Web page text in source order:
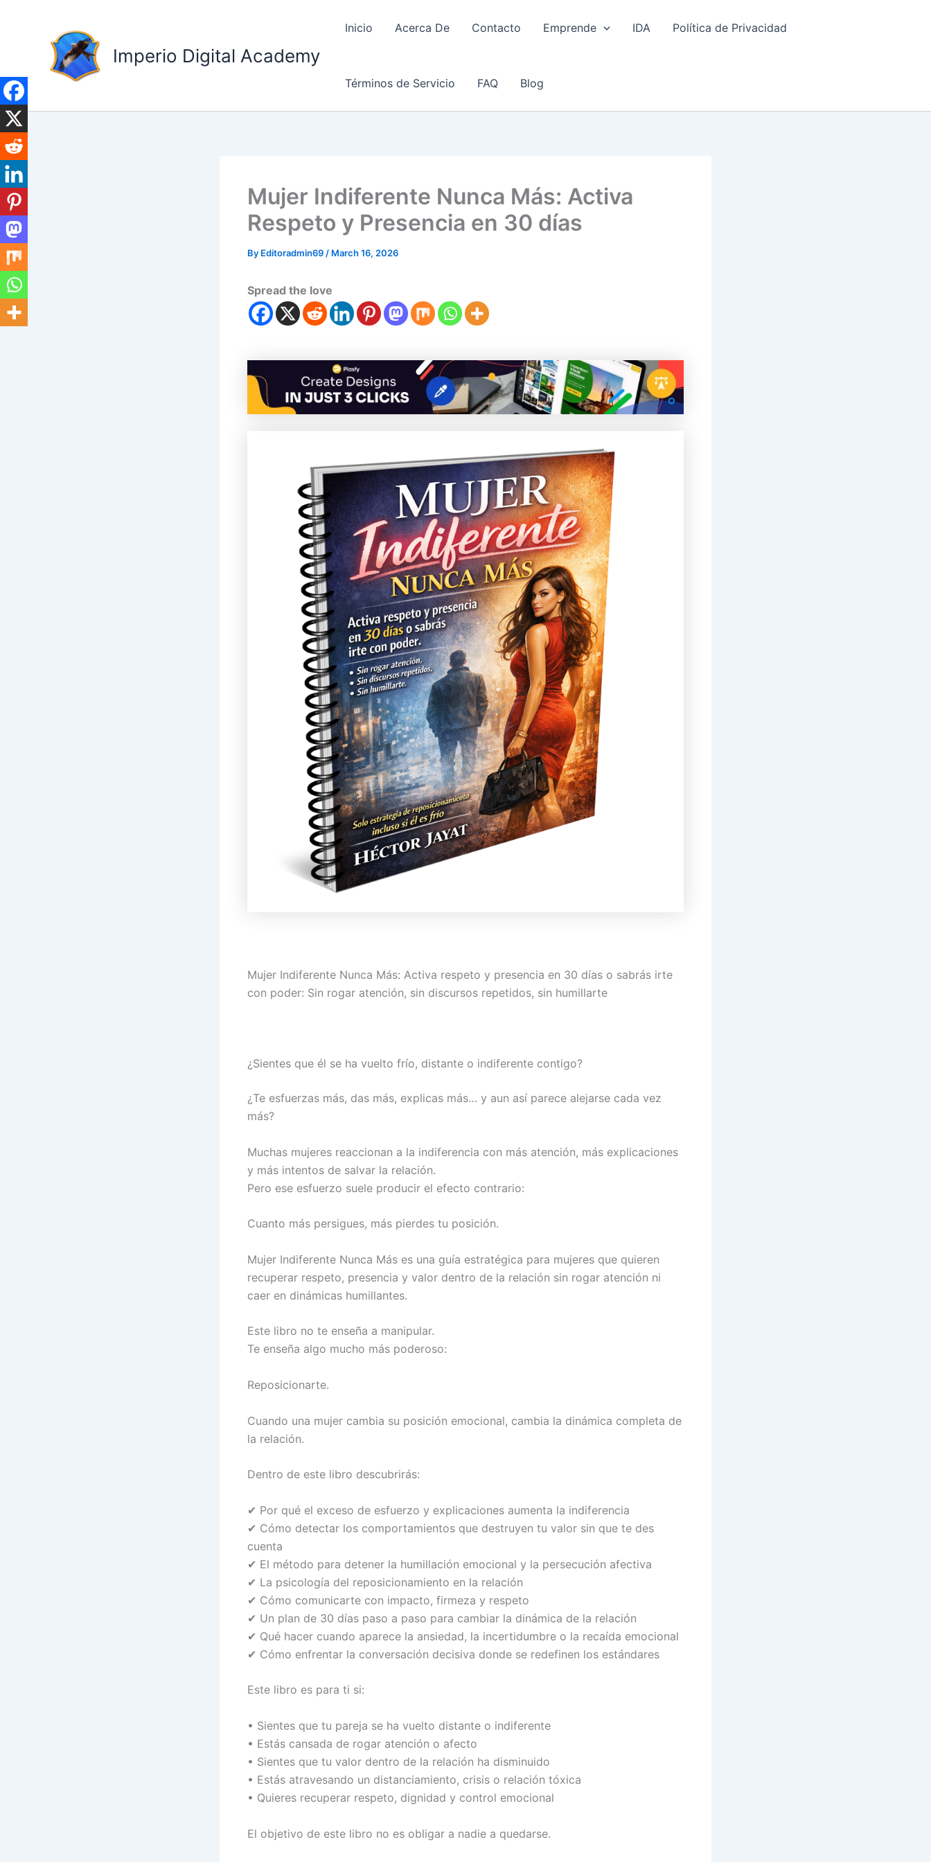
Imperio Digital Academy
Inicio Acerca De Contacto Emprende IDA Política de Privacidad
Términos de Servicio FAQ Blog
Mujer Indiferente Nunca Más: Activa
Respeto y Presencia en 30 días
By Editoradmin69 / March 16, 2026
Spread the love
Mujer Indiferente Nunca Más: Activa respeto y presencia en 30 días o sabrás irte
con poder: Sin rogar atención, sin discursos repetidos, sin humillarte
¿Sientes que él se ha vuelto frío, distante o indiferente contigo?
¿Te esfuerzas más, das más, explicas más… y aun así parece alejarse cada vez
más?
Muchas mujeres reaccionan a la indiferencia con más atención, más explicaciones
y más intentos de salvar la relación.
Pero ese esfuerzo suele producir el efecto contrario:
Cuanto más persigues, más pierdes tu posición.
Mujer Indiferente Nunca Más es una guía estratégica para mujeres que quieren
recuperar respeto, presencia y valor dentro de la relación sin rogar atención ni
caer en dinámicas humillantes.
Este libro no te enseña a manipular.
Te enseña algo mucho más poderoso:
Reposicionarte.
Cuando una mujer cambia su posición emocional, cambia la dinámica completa de
la relación.
Dentro de este libro descubrirás:
✔ Por qué el exceso de esfuerzo y explicaciones aumenta la indiferencia
✔ Cómo detectar los comportamientos que destruyen tu valor sin que te des
cuenta
✔ El método para detener la humillación emocional y la persecución afectiva
✔ La psicología del reposicionamiento en la relación
✔ Cómo comunicarte con impacto, firmeza y respeto
✔ Un plan de 30 días paso a paso para cambiar la dinámica de la relación
✔ Qué hacer cuando aparece la ansiedad, la incertidumbre o la recaída emocional
✔ Cómo enfrentar la conversación decisiva donde se redefinen los estándares
Este libro es para ti si:
• Sientes que tu pareja se ha vuelto distante o indiferente
• Estás cansada de rogar atención o afecto
• Sientes que tu valor dentro de la relación ha disminuido
• Estás atravesando un distanciamiento, crisis o relación tóxica
• Quieres recuperar respeto, dignidad y control emocional
El objetivo de este libro no es obligar a nadie a quedarse.